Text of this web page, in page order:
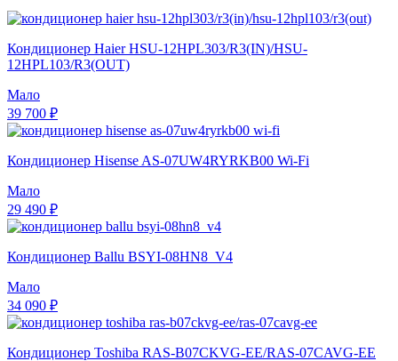
Кондиционер Haier HSU-12HPL303/R3(IN)/HSU-
12HPL103/R3(OUT)
Мало
39 700 ₽
Кондиционер Hisense AS-07UW4RYRKB00 Wi-Fi
Мало
29 490 ₽
Кондиционер Ballu BSYI-08HN8_V4
Мало
34 090 ₽
Кондиционер Toshiba RAS-B07CKVG-EE/RAS-07CAVG-EE